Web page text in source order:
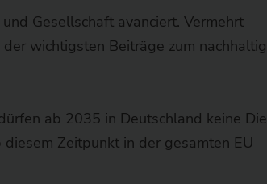
Gesellschaft avanciert. Vermehrt
wichtigsten Beiträge zum
ab 2035 in Deutschland keine
Zeitpunkt in der gesamten EU